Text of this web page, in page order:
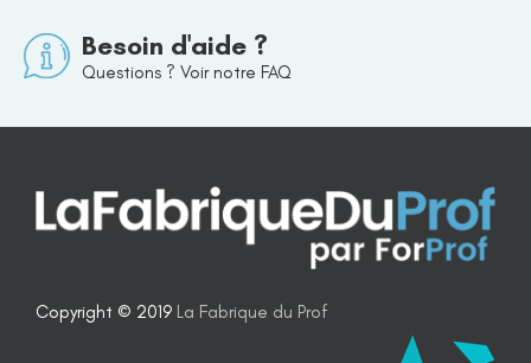
Besoin d'aide ?
Questions ? Voir notre FAQ
Copyright © 2019 La Fabrique du Prof